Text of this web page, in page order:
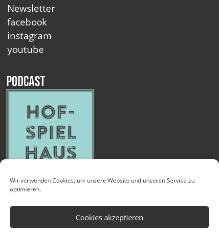
Wir verwenden Cookies, um unsere Website und unseren Service zu
optimieren.
Cookies akzeptieren
Newsletter
facebook
instagram
youtube
Podcast